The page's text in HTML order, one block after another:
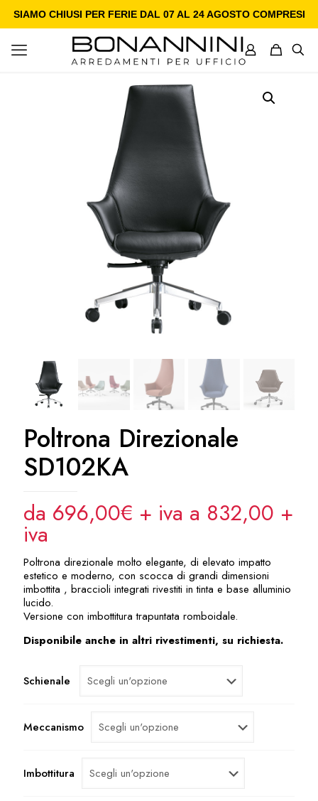
SIAMO CHIUSI PER FERIE DAL 07 AL 24 AGOSTO COMPRESI
Poltrona Direzionale
SD102KA
da 696,00€ + iva a 832,00 +
iva
Poltrona direzionale molto elegante, di elevato impatto
estetico e moderno, con scocca di grandi dimensioni
imbottita , braccioli integrati rivestiti in tinta e base alluminio
lucido.
Versione con imbottitura trapuntata romboidale.
Disponibile anche in altri rivestimenti, su richiesta.
Schienale
Meccanismo
Imbottitura